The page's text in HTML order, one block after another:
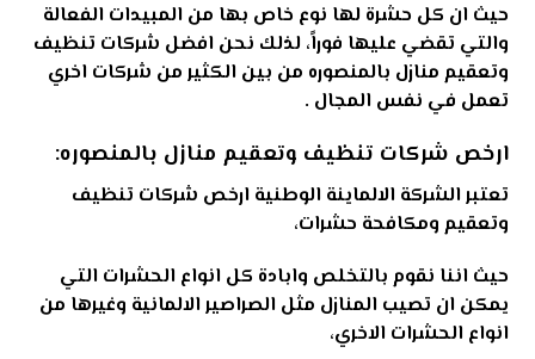
حيث ان كل حشرة لها نوع خاص بها من المبيدات الفعالة
والتي تقضي عليها فوراً، لذلك نحن افضل شركات تنظيف
وتعقيم منازل بالمنصوره من بين الكثير من شركات اخري
تعمل في نفس المجال .
ارخص شركات تنظيف وتعقيم منازل بالمنصوره:
تعتبر الشركة الالماينة الوطنية ارخص شركات تنظيف
وتعقيم ومكافحة حشرات،
حيث اننا نقوم بالتخلص وابادة كل انواع الحشرات التي
يمكن ان تصيب المنازل مثل الصراصير الالمانية وغيرها من
انواع الحشرات الاخري،